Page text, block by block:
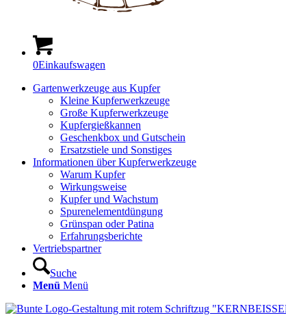
0Einkaufswagen
Gartenwerkzeuge aus Kupfer
Kleine Kupferwerkzeuge
Große Kupferwerkzeuge
Kupfergießkannen
Geschenkbox und Gutschein
Ersatzstiele und Sonstiges
Informationen über Kupferwerkzeuge
Warum Kupfer
Wirkungsweise
Kupfer und Wachstum
Spurenelementdüngung
Grünspan oder Patina
Erfahrungsberichte
Vertriebspartner
Suche
Menü Menü